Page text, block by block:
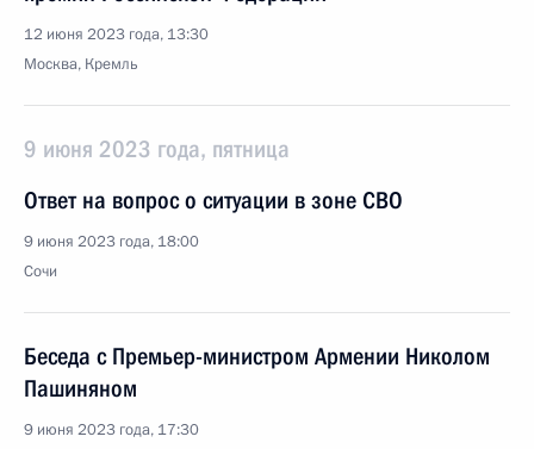
12 июня 2023 года, 13:30
Москва, Кремль
9 июня 2023 года, пятница
Ответ на вопрос о ситуации в зоне СВО
9 июня 2023 года, 18:00
Сочи
Беседа с Премьер-министром Армении Николом
Пашиняном
9 июня 2023 года, 17:30